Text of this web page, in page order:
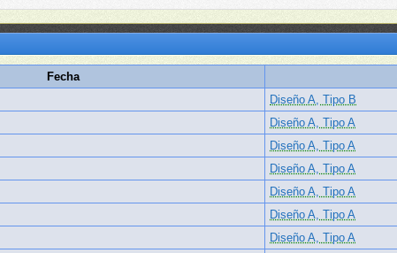
Fecha
Diseño A, Tipo B
Diseño A, Tipo A
Diseño A, Tipo A
Diseño A, Tipo A
Diseño A, Tipo A
Diseño A, Tipo A
Diseño A, Tipo A